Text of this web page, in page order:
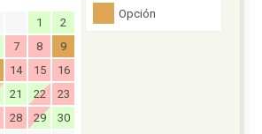
Opción
1
2
7 8
9
14 15
16
21 22
23
28 29
30